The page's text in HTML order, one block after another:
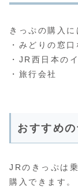
きっぷの購入
・みどりの窓
・JR西日本の
・旅行会社
おすすめ
JRのきっぷは
購入できます。